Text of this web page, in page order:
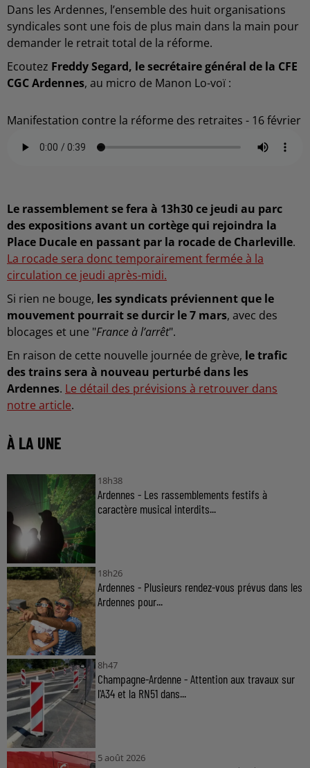
Dans les Ardennes, l’ensemble des huit organisations
syndicales sont une fois de plus main dans la main pour
demander le retrait total de la réforme.
Ecoutez Freddy Segard, le secrétaire général de la CFE
CGC Ardennes, au micro de Manon Lo-voï :
Manifestation contre la réforme des retraites - 16 février
Le rassemblement se fera à 13h30 ce jeudi au parc
des expositions avant un cortège qui rejoindra la
Place Ducale en passant par la rocade de Charleville.
La rocade sera donc temporairement fermée à la
circulation ce jeudi après-midi.
Si rien ne bouge, les syndicats préviennent que le
mouvement pourrait se durcir le 7 mars, avec des
blocages et une "France à l’arrêt".
En raison de cette nouvelle journée de grève, le trafic
des trains sera à nouveau perturbé dans les
Ardennes. Le détail des prévisions à retrouver dans
notre article.
À LA UNE
18h38
Ardennes - Les rassemblements festifs à
caractère musical interdits...
18h26
Ardennes - Plusieurs rendez-vous prévus dans les
Ardennes pour...
8h47
Champagne-Ardenne - Attention aux travaux sur
l'A34 et la RN51 dans...
5 août 2026